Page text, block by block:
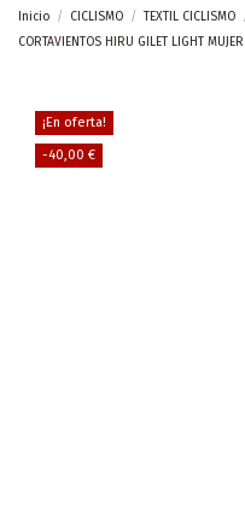
Inicio CICLISMO TEXTIL CICLISMO
CORTAVIENTOS HIRU GILET LIGHT
¡En oferta!
-40,00 €